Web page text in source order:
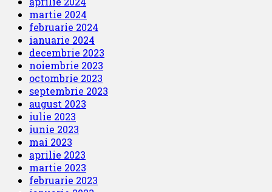
martie 2024
februarie 2024
ianuarie 2024
decembrie 2023
noiembrie 2023
octombrie 2023
septembrie 2023
august 2023
iulie 2023
iunie 2023
mai 2023
aprilie 2023
martie 2023
februarie 2023